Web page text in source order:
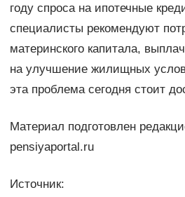
году спроса на ипотечные
специалисты рекомендуют
материнского капитала,
на улучшение жилищных
эта проблема сегодня стоит
Материал подготовлен
pensiyaportal.ru
Источник: